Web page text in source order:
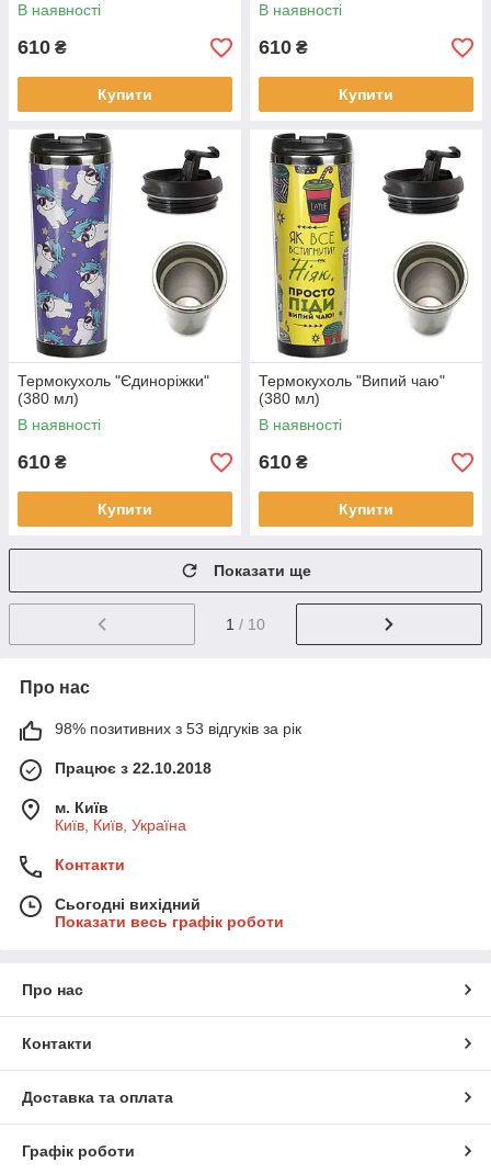
В наявності
610 ₴
Купити
В наявності
610 ₴
Купити
Термокухоль "Єдиноріжки"
(380 мл)
В наявності
610 ₴
Купити
Термокухоль "Випий чаю"
(380 мл)
В наявності
610 ₴
Купити
Показати ще
1 / 10
Про нас
98% позитивних з 53 відгуків за рік
Працює з 22.10.2018
м. Київ
Київ, Київ, Україна
Контакти
Сьогодні вихідний
Показати весь графік роботи
Про нас
Контакти
Доставка та оплата
Графік роботи